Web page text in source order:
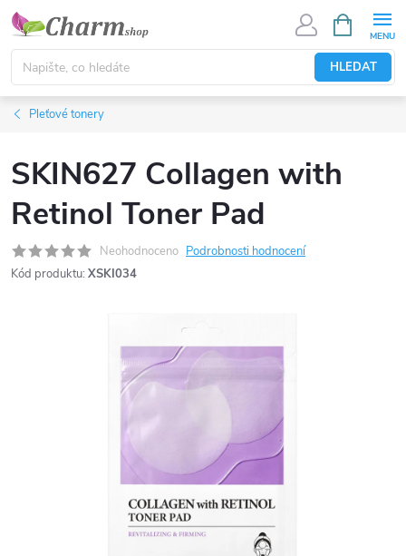
Přejít
obsah
HLEDAT
NÁKUPNÍ
KOŠÍK
Pleťové tonery
SKIN627 Collagen with
Retinol Toner Pad
Neohodnoceno Podrobnosti hodnocení
Kód produktu: XSKI034